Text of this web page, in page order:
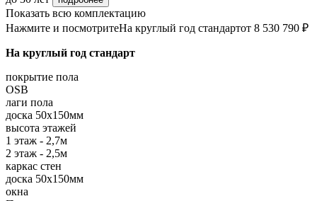
Показать всю комплектацию
Нажмите и посмотритеНа круглый год стандартот 8 530 790 ₽
На круглый год стандарт
покрытие пола
OSB
лаги пола
доска 50х150мм
высота этажей
1 этаж - 2,7м
2 этаж - 2,5м
каркас стен
доска 50х150мм
окна